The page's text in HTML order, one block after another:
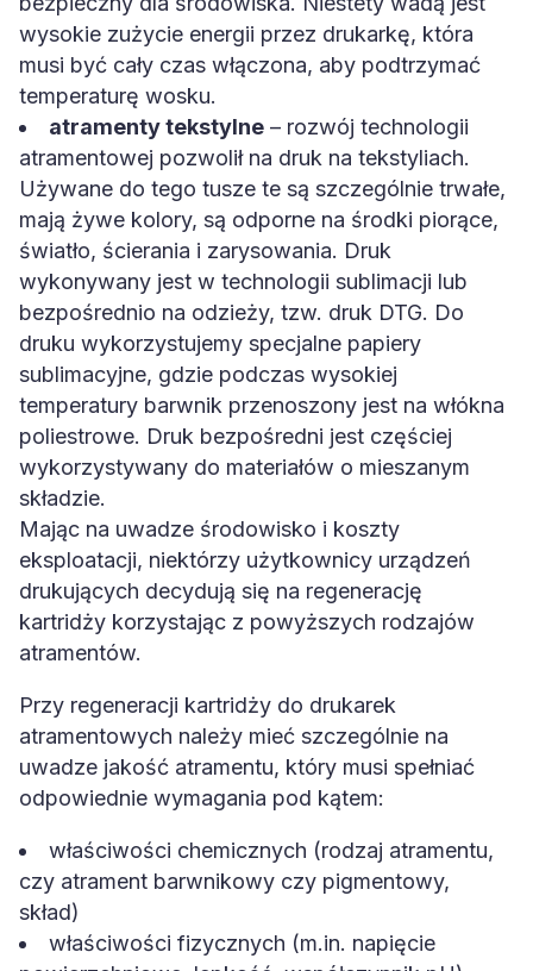
wysokie zużycie energii przez drukarkę, która
musi być cały czas włączona, aby podtrzymać
temperaturę wosku.
atramenty tekstylne
atramentowej pozwolił na druk na tekstyliach.
Używane do tego tusze te są szczególnie trwałe,
mają żywe kolory, są odporne na środki piorące,
światło, ścierania i zarysowania. Druk
wykonywany jest w technologii sublimacji lub
bezpośrednio na odzieży, tzw. druk DTG. Do
druku wykorzystujemy specjalne papiery
sublimacyjne, gdzie podczas wysokiej
temperatury barwnik przenoszony jest na włókna
poliestrowe. Druk bezpośredni jest częściej
wykorzystywany do materiałów o mieszanym
składzie.
Mając na uwadze środowisko i koszty
eksploatacji, niektórzy użytkownicy urządzeń
drukujących decydują się na regenerację
kartridży korzystając z powyższych rodzajów
atramentów.
atramentowych należy mieć szczególnie na
uwadze jakość atramentu, który musi spełniać
odpowiednie wymagania pod kątem:
czy atrament barwnikowy czy pigmentowy,
skład)
właściwości fizycznych (m.in. napięcie
powierzchniowe, lepkość, współczynnik pH)